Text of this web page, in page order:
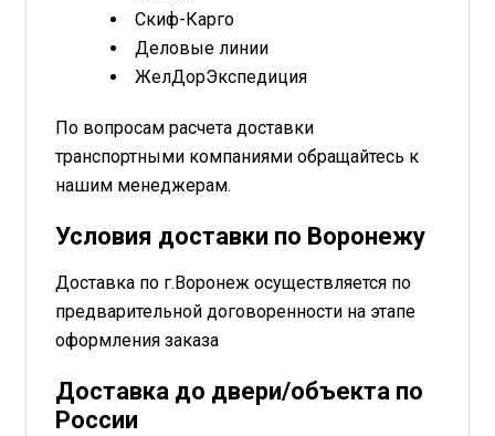
Скиф-Карго
Деловые линии
ЖелДорЭкспедиция
По вопросам расчета доставки
транспортными компаниями обращайтесь к
нашим менеджерам.
Условия доставки по Воронежу
Доставка по г.Воронеж осуществляется по
предварительной договоренности на этапе
оформления заказа
Доставка до двери/объекта по
России